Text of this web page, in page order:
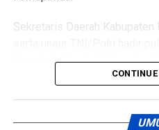
memicu kobaran api.
Akibat kebakaran tersebut
bakar, yakni Rah (26) Muh(5)
Sekretaris Daerah
Bupati diwilayah Kalimantan
memperkuat sinergi antara